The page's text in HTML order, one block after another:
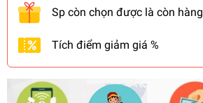
Sp còn chọn được là còn hàng
Tích điểm giảm giá %